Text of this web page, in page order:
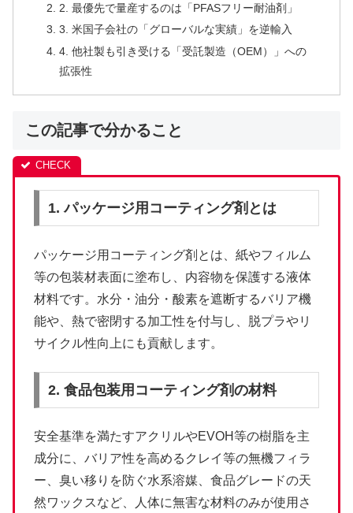
2. 最優先で量産するのは「PFASフリー耐油剤」
3. 米国子会社の「グローバルな実績」を逆輸入
4. 他社製も引き受ける「受託製造（OEM）」への
拡張性
この記事で分かること
1. パッケージ用コーティング剤とは
パッケージ用コーティング剤とは、紙やフィルム
等の包装材表面に塗布し、内容物を保護する液体
材料です。水分・油分・酸素を遮断するバリア機
能や、熱で密閉する加工性を付与し、脱プラやリ
サイクル性向上にも貢献します。
2. 食品包装用コーティング剤の材料
安全基準を満たすアクリルやEVOH等の樹脂を主
成分に、バリア性を高めるクレイ等の無機フィラ
ー、臭い移りを防ぐ水系溶媒、食品グレードの天
然ワックスなど、人体に無害な材料のみが使用さ